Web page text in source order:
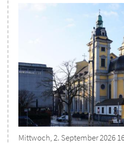
Mittwoch, 2. September 2026